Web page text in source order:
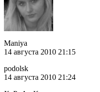
Maniya
14 августа 2010 21:15
podolsk
14 августа 2010 21:24